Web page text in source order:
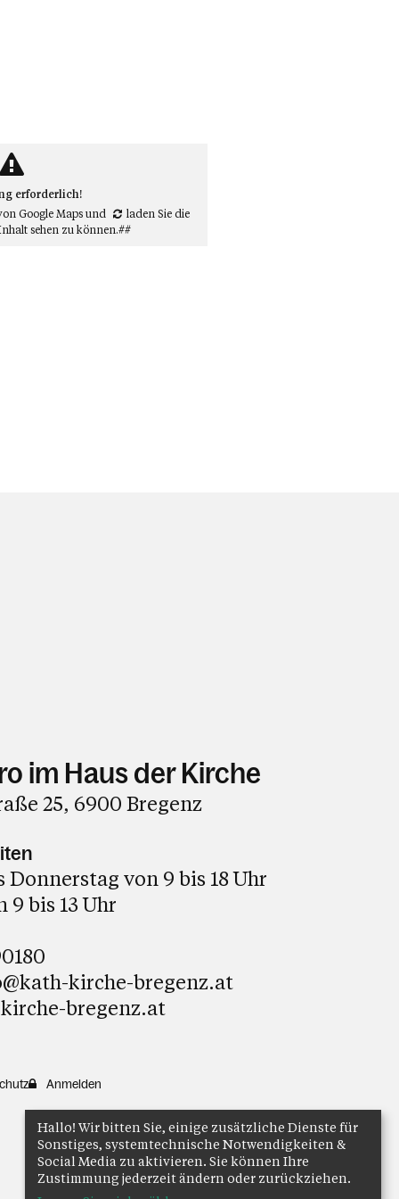
erforderlich!
Google Mapsund
laden Sie die
sehen zu können.##
im Haus der Kirche
25, 6900 Bregenz
Donnerstag von 9 bis 18 Uhr
9 bis 13 Uhr
kirche-bregenz.at
bregenz.at
Anmelden
Hallo! Wir bitten Sie, einige zusätzliche Dienste für
Sonstiges, systemtechnische Notwendigkeiten &
Social Media zu aktivieren. Sie können Ihre
Zustimmung jederzeit ändern oder zurückziehen.